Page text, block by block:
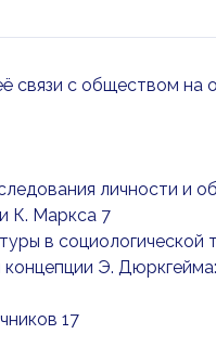
связи с обществом
личности и
К. Маркса 7
в
Э.
17